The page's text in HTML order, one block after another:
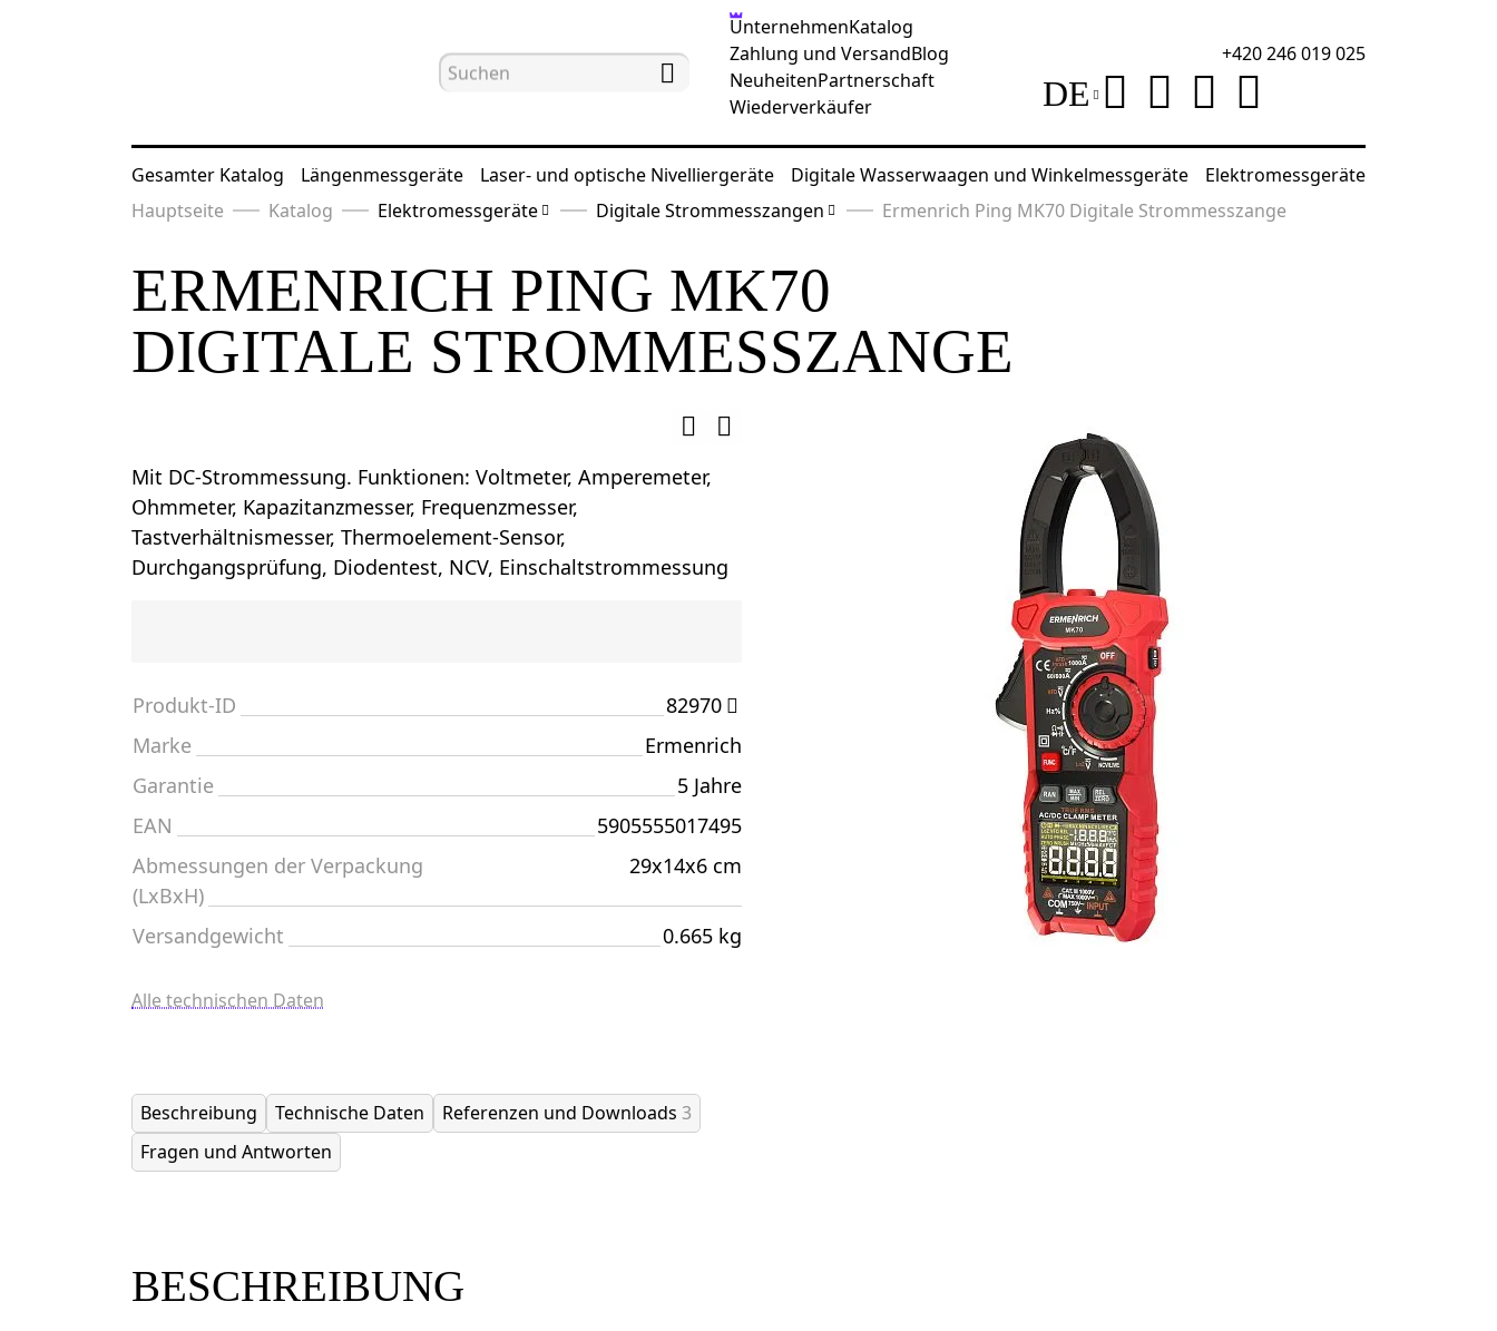
UnternehmenKatalog
Zahlung und VersandBlog
NeuheitenPartnerschaft
Wiederverkäufer
+420 246 019 025
DE
Gesamter Katalog Längenmessgeräte Laser- und optische Nivelliergeräte Digitale Wasserwaagen und Winkelmessgeräte
Elektromessgeräte
Hauptseite
Katalog Elektromessgeräte Digitale Strommesszangen Ermenrich Ping MK70 Digitale Strommesszange
ERMENRICH PING MK70
DIGITALE STROMMESSZANGE
Mit DC-Strommessung. Funktionen: Voltmeter, Amperemeter,
Ohmmeter, Kapazitanzmesser, Frequenzmesser,
Tastverhältnismesser, Thermoelement-Sensor,
Durchgangsprüfung, Diodentest, NCV, Einschaltstrommessung
Produkt-ID
82970
Marke
Ermenrich
Garantie
5 Jahre
EAN
5905555017495
Abmessungen der Verpackung
(LxBxH)
29x14x6 cm
Versandgewicht 0.665 kg
Alle technischen Daten
Beschreibung Technische Daten Referenzen und Downloads 3
Fragen und Antworten
BESCHREIBUNG